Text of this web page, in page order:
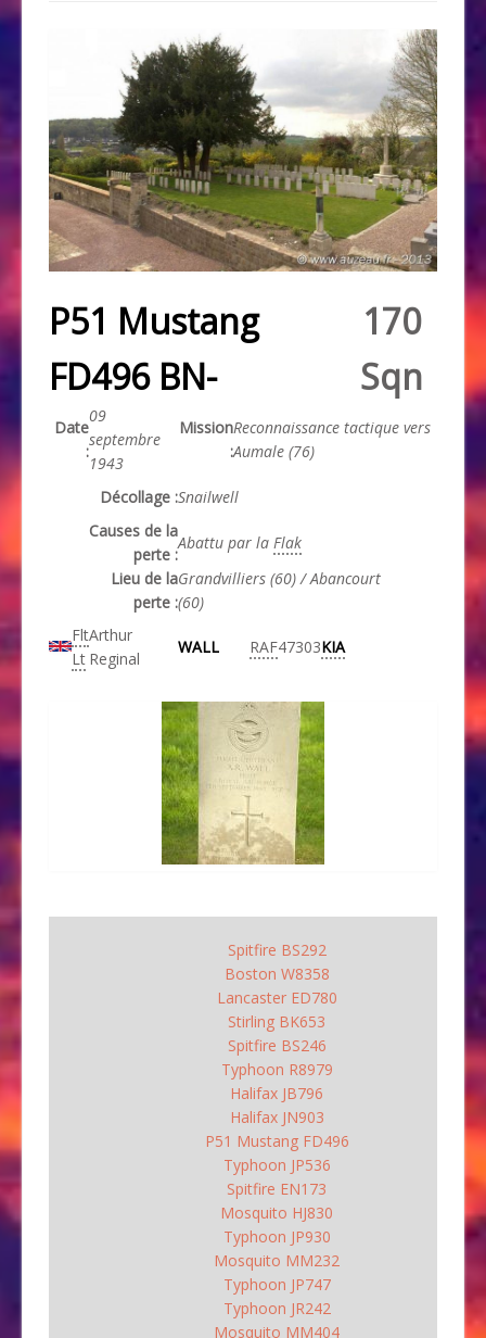
P51 Mustang
FD496 BN-
170
Sqn
Date
:
09
septembre
1943
Mission
:
Reconnaissance tactique vers
Aumale (76)
Décollage :Snailwell
Causes de la
perte :
Abattu par la Flak
Lieu de la
perte :
Grandvilliers (60) / Abancourt
(60)
Flt
Lt
Arthur
Reginal
WALL RAF47303KIA
Spitfire BS292
Boston W8358
Lancaster ED780
Stirling BK653
Spitfire BS246
Typhoon R8979
Halifax JB796
Halifax JN903
P51 Mustang FD496
Typhoon JP536
Spitfire EN173
Mosquito HJ830
Typhoon JP930
Mosquito MM232
Typhoon JP747
Typhoon JR242
Mosquito MM404